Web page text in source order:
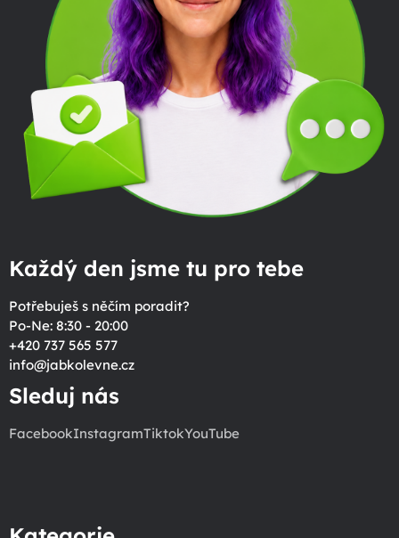
Každý den jsme tu pro tebe
Potřebuješ s něčím poradit?
Po-Ne: 8:30 - 20:00
+420 737 565 577
info@jabkolevne.cz
Sleduj nás
FacebookInstagramTiktokYouTube